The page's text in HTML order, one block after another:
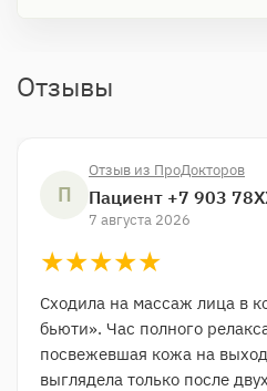
Отзывы
П
Отзыв из ПроДокторов
Пациент +7 903
7 августа 2026
★★★★★
★★★★★
Сходила на массаж лица​ в
бьюти». Час полного
посвежевшая кожа на
выглядела только после